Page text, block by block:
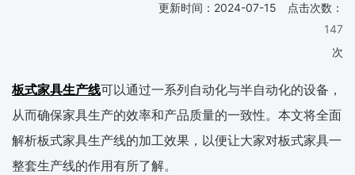
更新时间： 2024-07-15
点击次数：
147
次
板式家具生产线可以通过一系列自动化与半自动化的设备，
从而确保家具生产的效率和产品质量的一致性。本文将全面
解析板式家具生产线的加工效果，以便让大家对板式家具一
整套生产线的作用有所了解。